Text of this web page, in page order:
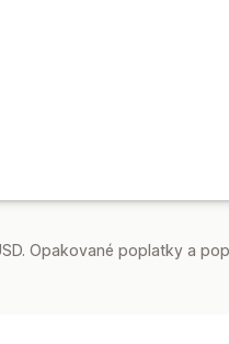
Opakované poplatky a